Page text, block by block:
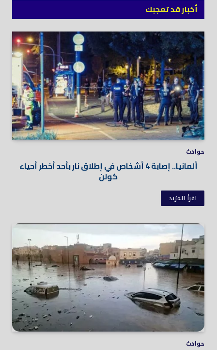
أخبار قد تعجبك
حوادث
ألمانيا.. إصابة 4 أشخاص في إطلاق نار بأحد أخطر أحياء
كولن
اقرأ المزيد
حوادث